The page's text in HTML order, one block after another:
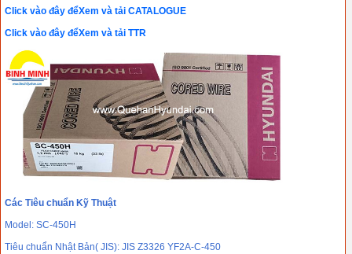
Click vào đây đểXem và tải CATALOGUE
Click vào đây đểXem và tải TTR
Các Tiêu chuẩn Kỹ Thuật
Model: SC-450H
Tiêu chuẩn Nhật Bản( JIS): JIS Z3326 YF2A-C-450